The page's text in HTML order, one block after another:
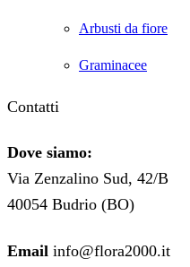
Arbusti da fiore
Graminacee
Contatti
Dove siamo:
Via Zenzalino Sud, 42/B
40054 Budrio (BO)
Email info@flora2000.it